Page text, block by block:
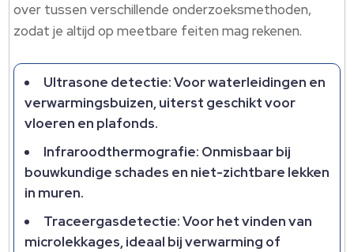
over tussen verschillende onderzoeksmethoden,
zodat je altijd op meetbare feiten mag rekenen.
Ultrasone detectie: Voor waterleidingen en
verwarmingsbuizen, uiterst geschikt voor
vloeren en plafonds.
Infraroodthermografie: Onmisbaar bij
bouwkundige schades en niet-zichtbare lekken
in muren.
Traceergasdetectie: Voor het vinden van
microlekkages, ideaal bij verwarming of